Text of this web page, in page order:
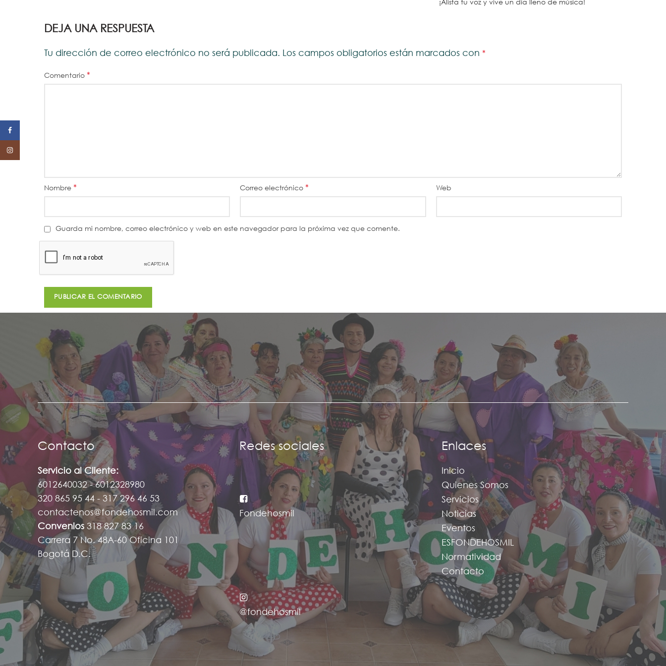
¡Alista tu voz y vive un día lleno de música!
DEJA UNA RESPUESTA
Tu dirección de correo electrónico no será publicada. Los campos obligatorios están marcados con *
Comentario *
Nombre * Correo electrónico* Web
Guarda mi nombre, correo electrónico y web en este navegador para la próxima vez que comente.
Contacto
Servicio al Cliente:
6012640032 - 6012328980
320 865 95 44 - 317 296 46 53
contactenos@fondehosmil.com
Convenios 318 827 83 16
Carrera 7 No. 48A-60 Oficina 101
Bogotá D.C.
Redes sociales
Fondehosmil
@fondehosmil
Enlaces
Inicio
Quienes Somos
Servicios
Noticias
Eventos
ESFONDEHOSMIL
Normatividad
Contacto